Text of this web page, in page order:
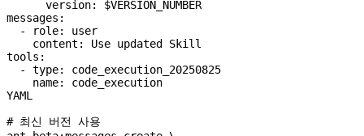
      version:
$VERSION_NUMBER
messages:
  - role: user
    content: Use updated Skill
tools:
  - type: code_execution_20250825
    name: code_execution
YAML
# 최신 버전 사용